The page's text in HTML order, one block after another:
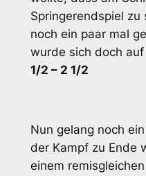
Springerendspiel zu
noch ein paar mal
wurde sich doch
1/2 – 2 1/2
Nun gelang noch
der Kampf zu Ende
einem